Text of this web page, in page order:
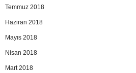
Temmuz 2018
Haziran 2018
Mayıs 2018
Nisan 2018
Mart 2018